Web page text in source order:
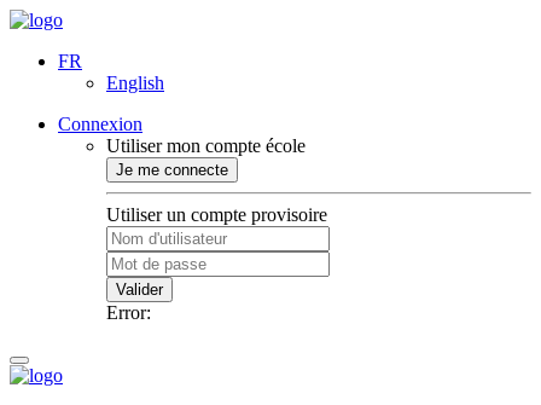
FR
English
Connexion
Utiliser mon compte école
Je me connecte
Utiliser un compte provisoire
Valider
Error: